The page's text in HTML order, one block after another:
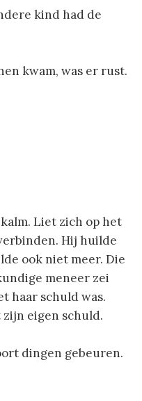
kind had de
kwam, was er rust.
Liet zich op het
Hij huilde
ook niet meer. Die
meneer zei
haar schuld was.
eigen schuld.
dingen gebeuren.